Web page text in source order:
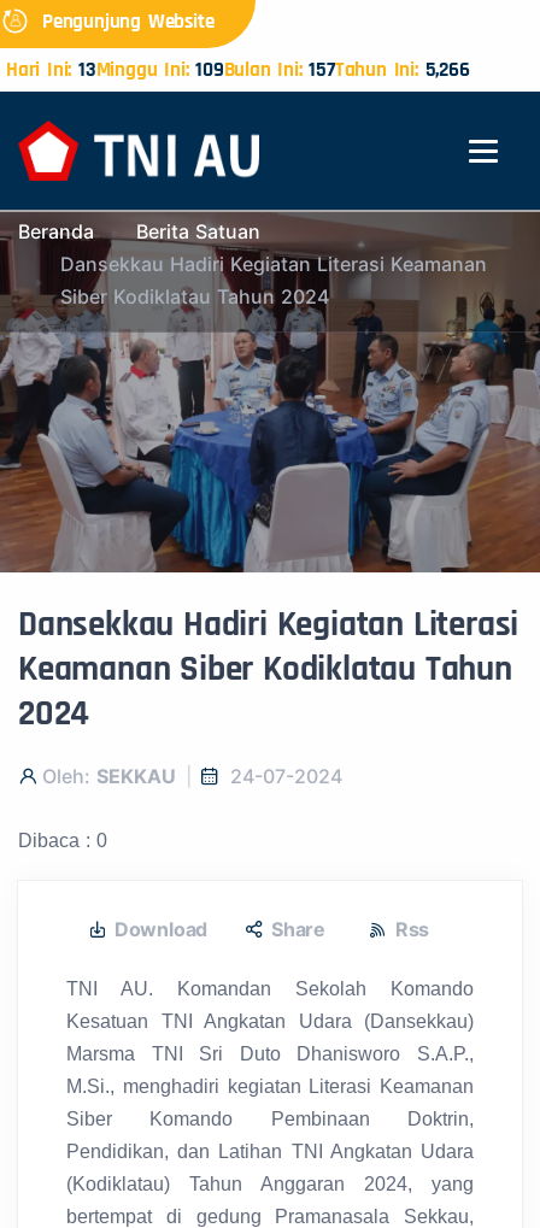
Pengunjung Website
Hari Ini: 13Minggu Ini:109Bulan Ini:157Tahun Ini:5,266
Beranda
Berita Satuan
Dansekkau Hadiri Kegiatan Literasi Keamanan
Siber Kodiklatau Tahun 2024
Dansekkau Hadiri Kegiatan Literasi
Keamanan Siber Kodiklatau Tahun
2024
Oleh: SEKKAU 24-07-2024
Dibaca : 0
Download Share Rss
TNI AU. Komandan Sekolah Komando
Kesatuan TNI Angkatan Udara (Dansekkau)
Marsma TNI Sri Duto Dhanisworo S.A.P.,
M.Si., menghadiri kegiatan Literasi Keamanan
Siber Komando Pembinaan Doktrin,
Pendidikan, dan Latihan TNI Angkatan Udara
(Kodiklatau) Tahun Anggaran 2024, yang
bertempat di gedung Pramanasala Sekkau,